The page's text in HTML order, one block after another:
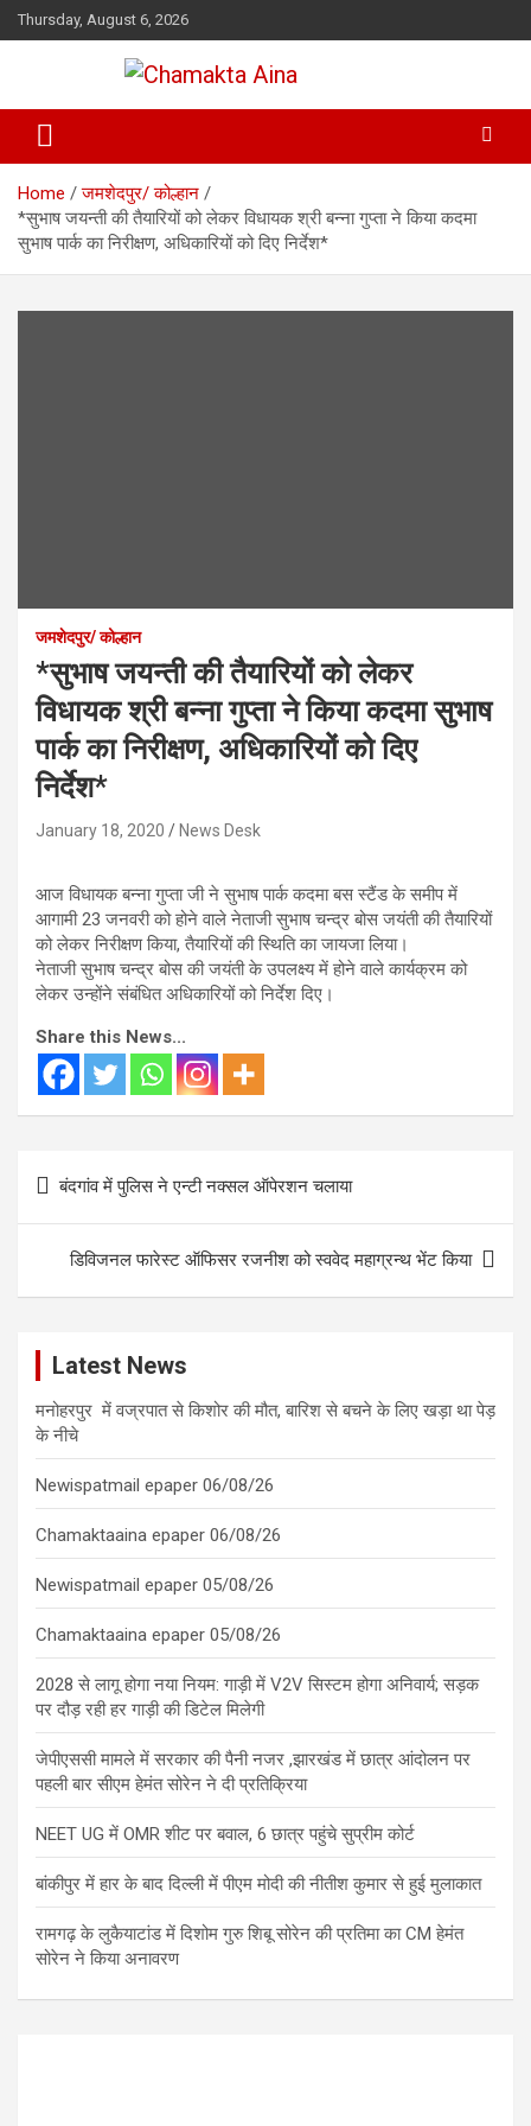
Skip
to
Thursday, August 6, 2026
Chamakta Aina
Home
जमशेदपुर/ कोल्हान
*सुभाष जयन्ती की तैयारियों को लेकर विधायक श्री बन्ना गुप्ता ने किया कदमा
सुभाष पार्क का निरीक्षण, अधिकारियों को दिए निर्देश*
जमशेदपुर/ कोल्हान
*सुभाष जयन्ती की तैयारियों को लेकर
विधायक श्री बन्ना गुप्ता ने किया कदमा सुभाष
पार्क का निरीक्षण, अधिकारियों को दिए
निर्देश*
January 18, 2020 News Desk
आज विधायक बन्ना गुप्ता जी ने सुभाष पार्क कदमा बस स्टैंड के समीप में
आगामी 23 जनवरी को होने वाले नेताजी सुभाष चन्द्र बोस जयंती की तैयारियों
को लेकर निरीक्षण किया, तैयारियों की स्थिति का जायजा लिया।
नेताजी सुभाष चन्द्र बोस की जयंती के उपलक्ष्य में होने वाले कार्यक्रम को
लेकर उन्होंने संबंधित अधिकारियों को निर्देश दिए।
Share this News...
navigation
बंदगांव में पुलिस ने एन्टी नक्सल ऑपेरशन चलाया
डिविजनल फारेस्ट ऑफिसर रजनीश को स्ववेद महाग्रन्थ भेंट किया
Latest News
मनोहरपुर में वज्रपात से किशोर की मौत, बारिश से बचने के लिए खड़ा था पेड़
के नीचे
Newispatmail epaper 06/08/26
Chamaktaaina epaper 06/08/26
Newispatmail epaper 05/08/26
Chamaktaaina epaper 05/08/26
2028 से लागू होगा नया नियम: गाड़ी में V2V सिस्टम होगा अनिवार्य; सड़क
पर दौड़ रही हर गाड़ी की डिटेल मिलेगी
जेपीएससी मामले में सरकार की पैनी नजर ,झारखंड में छात्र आंदोलन पर
पहली बार सीएम हेमंत सोरेन ने दी प्रतिक्रिया
NEET UG में OMR शीट पर बवाल, 6 छात्र पहुंचे सुप्रीम कोर्ट
बांकीपुर में हार के बाद दिल्ली में पीएम मोदी की नीतीश कुमार से हुई मुलाकात
रामगढ़ के लुकैयाटांड में दिशोम गुरु शिबू सोरेन की प्रतिमा का CM हेमंत
सोरेन ने किया अनावरण